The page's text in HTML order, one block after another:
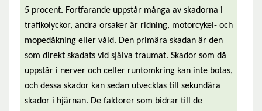
5 procent. Fortfarande uppstår många av skadorna i
trafikolyckor, andra orsaker är ridning, motorcykel- och
mopedåkning eller våld. Den primära skadan är den
som direkt skadats vid själva traumat. Skador som då
uppstår i nerver och celler runtomkring kan inte botas,
och dessa skador kan sedan utvecklas till sekundära
skador i hjärnan. De faktorer som bidrar till de